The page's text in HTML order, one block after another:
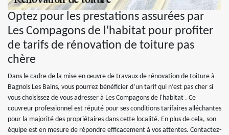
Optez pour les prestations assurées par
Les Compagons de l'habitat pour profiter
de tarifs de rénovation de toiture pas
chère
Dans le cadre de la mise en œuvre de travaux de rénovation de toiture à
Bagnols Les Bains, vous pourrez bénéficier d’un tarif qui n’est pas cher si
vous choisissez de vous adresser à Les Compagons de l'habitat . Ce
couvreur professionnel est réputé pour ses conditions tarifaires alléchantes
pour la majorité des propriétaires dans cette localité. En plus de cela, son
équipe est en mesure de répondre efficacement à vos attentes. Contactez-